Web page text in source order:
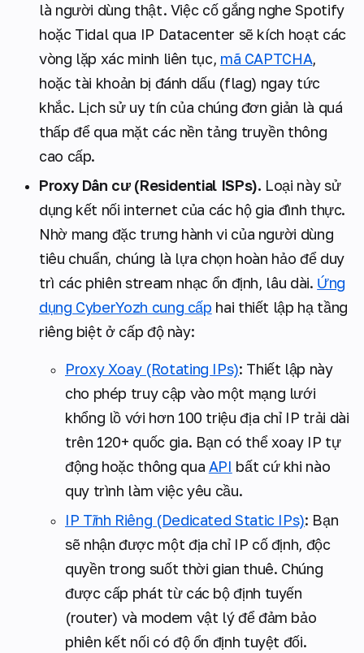
là người dùng thật. Việc cố gắng nghe Spotify
hoặc Tidal qua IP Datacenter sẽ kích hoạt các
vòng lặp xác minh liên tục, mã CAPTCHA,
hoặc tài khoản bị đánh dấu (flag) ngay tức
khắc. Lịch sử uy tín của chúng đơn giản là quá
thấp để qua mặt các nền tảng truyền thông
cao cấp.
Proxy Dân cư (Residential ISPs). Loại này sử
dụng kết nối internet của các hộ gia đình thực.
Nhờ mang đặc trưng hành vi của người dùng
tiêu chuẩn, chúng là lựa chọn hoàn hảo để duy
trì các phiên stream nhạc ổn định, lâu dài. Ứng
dụng CyberYozh cung cấp hai thiết lập hạ tầng
riêng biệt ở cấp độ này:
Proxy Xoay (Rotating IPs): Thiết lập này
cho phép truy cập vào một mạng lưới
khổng lồ với hơn 100 triệu địa chỉ IP trải dài
trên 120+ quốc gia. Bạn có thể xoay IP tự
động hoặc thông qua API bất cứ khi nào
quy trình làm việc yêu cầu.
IP Tĩnh Riêng (Dedicated Static IPs): Bạn
sẽ nhận được một địa chỉ IP cố định, độc
quyền trong suốt thời gian thuê. Chúng
được cấp phát từ các bộ định tuyến
(router) và modem vật lý để đảm bảo
phiên kết nối có độ ổn định tuyệt đối.